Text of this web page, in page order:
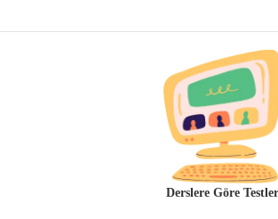
Derslere Göre Testler